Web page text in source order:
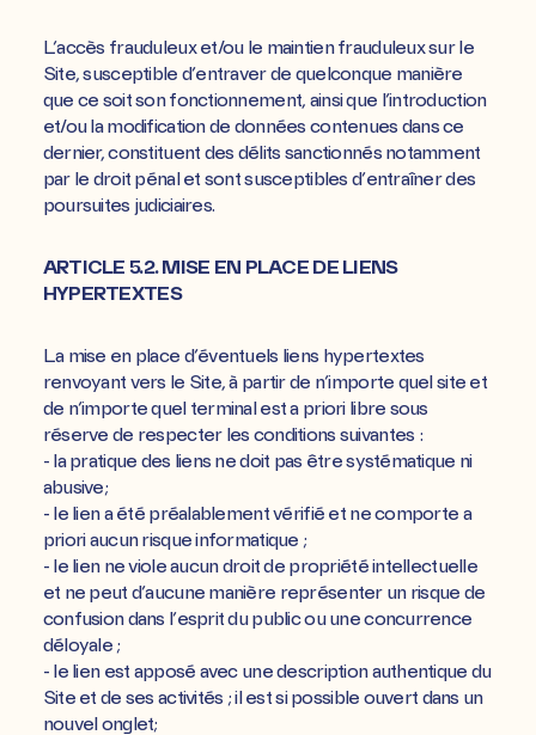
L’accès frauduleux et/ou le maintien frauduleux sur le
Site, susceptible d’entraver de quelconque manière
que ce soit son fonctionnement, ainsi que l’introduction
et/ou la modification de données contenues dans ce
dernier, constituent des délits sanctionnés notamment
par le droit pénal et sont susceptibles d’entraîner des
poursuites judiciaires.
ARTICLE 5.2. MISE EN PLACE DE LIENS
HYPERTEXTES
La mise en place d’éventuels liens hypertextes
renvoyant vers le Site, à partir de n’importe quel site et
de n’importe quel terminal est a priori libre sous
réserve de respecter les conditions suivantes :
- la pratique des liens ne doit pas être systématique ni
abusive;
- le lien a été préalablement vérifié et ne comporte a
priori aucun risque informatique ;
- le lien ne viole aucun droit de propriété intellectuelle
et ne peut d’aucune manière représenter un risque de
confusion dans l’esprit du public ou une concurrence
déloyale ;
- le lien est apposé avec une description authentique du
Site et de ses activités ; il est si possible ouvert dans un
nouvel onglet;